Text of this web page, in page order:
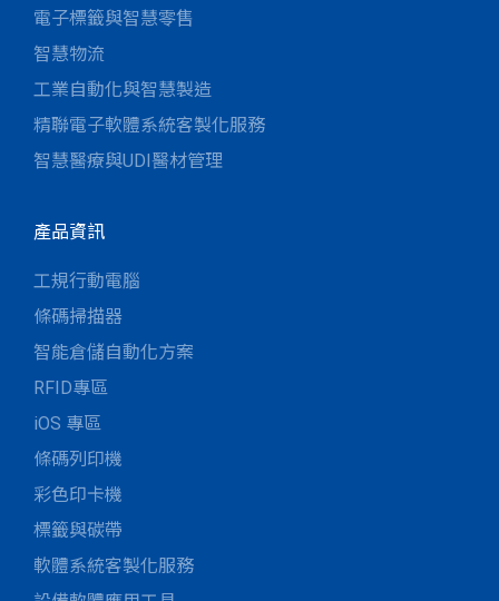
電子標籤與智慧零售
智慧物流
工業自動化與智慧製造
精聯電子軟體系統客製化服務
智慧醫療與UDI醫材管理
產品資訊
工規行動電腦
條碼掃描器
智能倉儲自動化方案
RFID專區
iOS 專區
條碼列印機
彩色印卡機
標籤與碳帶
軟體系統客製化服務